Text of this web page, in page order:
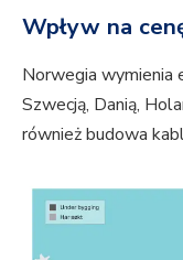
Wpływ na
Norwegia wymienia
Szwecją, Danią,
również budowa